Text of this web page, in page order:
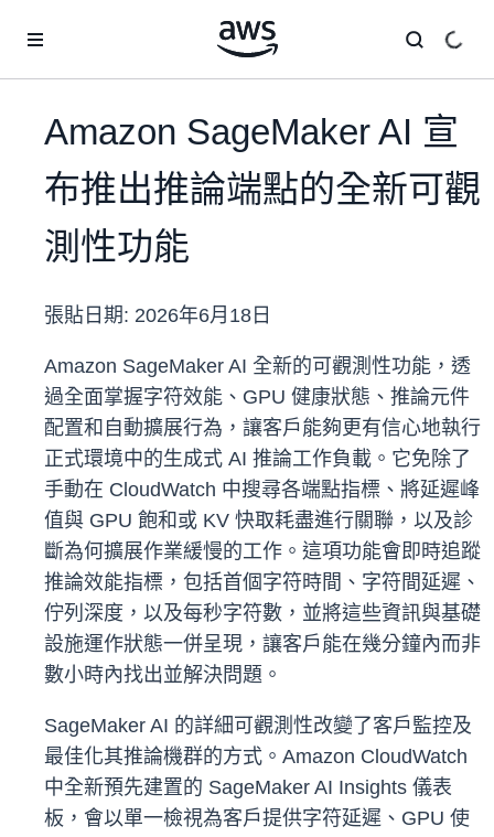
Amazon SageMaker AI 宣
布推出推論端點的全新可觀
測性功能
張貼日期: 2026年6月18日
Amazon SageMaker AI 全新的可觀測性功能，透
過全面掌握字符效能、GPU 健康狀態、推論元件
配置和自動擴展行為，讓客戶能夠更有信心地執行
正式環境中的生成式 AI 推論工作負載。它免除了
手動在 CloudWatch 中搜尋各端點指標、將延遲峰
值與 GPU 飽和或 KV 快取耗盡進行關聯，以及診
斷為何擴展作業緩慢的工作。這項功能會即時追蹤
推論效能指標，包括首個字符時間、字符間延遲、
佇列深度，以及每秒字符數，並將這些資訊與基礎
設施運作狀態一併呈現，讓客戶能在幾分鐘內而非
數小時內找出並解決問題。
SageMaker AI 的詳細可觀測性改變了客戶監控及
最佳化其推論機群的方式。Amazon CloudWatch
中全新預先建置的 SageMaker AI Insights 儀表
板，會以單一檢視為客戶提供字符延遲、GPU 使